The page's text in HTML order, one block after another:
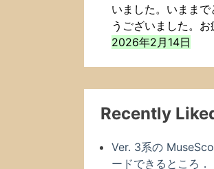
いました。いままで
うございました。お
2026年2月14日
Recently
Ver. 3系の
ードできるところ．